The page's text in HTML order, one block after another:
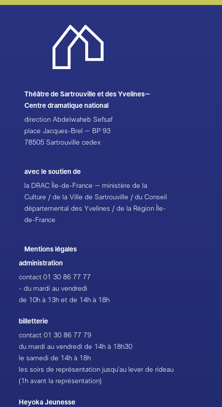
Théâtre de Sartrouville et des Yvelines–
Centre dramatique national
direction Abdelwaheb Sefsaf
place Jacques-Brel – BP 93
78505 Sartrouville cedex
avec le soutien de
la DRAC Île-de-France – ministère de la
Culture / de la Ville de Sartrouville / du Conseil
départemental des Yvelines / de la Région Île-
de-France
Mentions légales
administration
contact01 30 86 77 77
- du mardi au vendredi
de 10h à 13h et de 14h à 18h
billetterie
contact01 30 86 77 79
du mardi au vendredi de 14h à 18h30
le samedi de 14h à 18h
les soirs de représentation jusqu’au lever de rideau
(1h avant la représentation)
Heyoka Jeunesse